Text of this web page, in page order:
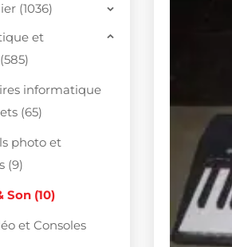
(1036)
et
informatique
(65)
photo et
(9)
Son (10)
et Consoles